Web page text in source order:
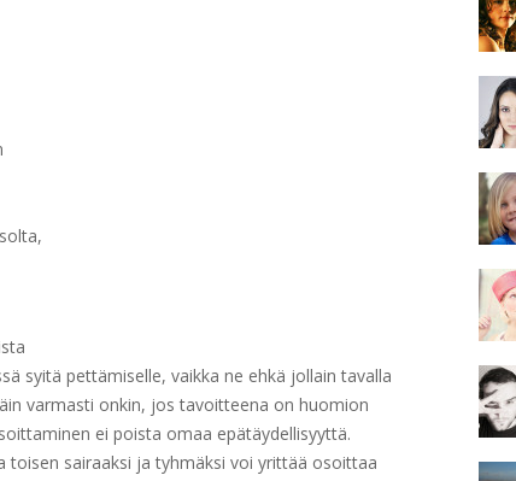
syitä pettämiselle, vaikka ne ehkä jollain tavalla
varmasti onkin, jos tavoitteena on huomion
ei poista omaa epätäydellisyyttä.
sairaaksi ja tyhmäksi voi yrittää osoittaa